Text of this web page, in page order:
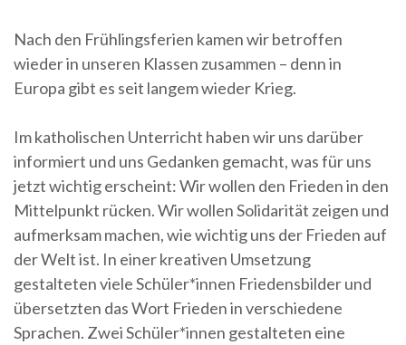
Nach den Frühlingsferien kamen wir betroffen
wieder in unseren Klassen zusammen – denn in
Europa gibt es seit langem wieder Krieg.
Im katholischen Unterricht haben wir uns darüber
informiert und uns Gedanken gemacht, was für uns
jetzt wichtig erscheint: Wir wollen den Frieden in den
Mittelpunkt rücken. Wir wollen Solidarität zeigen und
aufmerksam machen, wie wichtig uns der Frieden auf
der Welt ist. In einer kreativen Umsetzung
gestalteten viele Schüler*innen Friedensbilder und
übersetzten das Wort Frieden in verschiedene
Sprachen. Zwei Schüler*innen gestalteten eine